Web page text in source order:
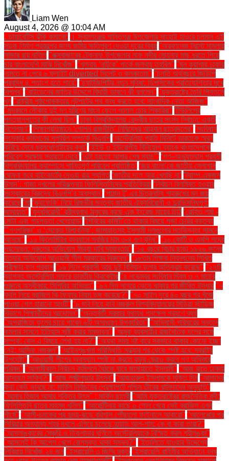
Liam Wen
August 4, 2026 @ 10:04 AM
. ডায়াবেটিস ঝুঁকি কমানো:
। সুনামগঞ্জের শান্তিগঞ্জ উপজেলার সাংহাই হাওরে চলমান এই
সড়ক নির্মাণ প্রকল্পের জন্য জমির ক্ষতিপূরণ দেওয়া দূরের বিষয় ''অরফানেজ ট্রাস্ট মামলায়
সাজার রায় বাতিল ''কক্সবাজারের টেকনাফ উপজেলার নাফ নদীর মোহনায় মাছ ধরতে গিয়ে
চার বাংলাদেশি মাঝি নিখোঁজ'' ''খুলনায় ‘নাটুকে’ পার্কে জলবায়ু তহবিল'' ''ঘন কুয়াশায় ঢাকায়
নামতে না পেরে ৬ ফ্লাইট diverted সিলেট ও কলকাতায়'' ''চলতি অর্থবছরে জিডিপি
প্রবৃদ্ধি ৪ শতাংশ হতে পারে'' ''চ্যাটজিপিটির নতুন সুবিধা: ডিপসিকের প্রতিযোগিতার মুখে
বিপ্লব'' ''বাইডেনের জাতির উদ্দেশে বিদায়ী ভাষণে কী বললেন'' ''যুক্তরাষ্ট্রে তৈরি পিস্তলে
খুন ''রাষ্ট্রীয় পৃষ্ঠপোষকতায় লুটপাটের পথ বন্ধ করতে হবে: সাংবাদিক নেতা আজিজ"
''সুন্দরবনে নৌকায় দুই মণ হরিণের মাংস ফেলে পালাল চোর শিকারিরা'' 'টিউলিপের
পদত্যাগপত্রে কী লেখা ছিল'' 'ঢাকা বিশ্ববিদ্যালয় কেন্দ্রীয় ছাত্র সংসদ নির্বাচন: একটি
বিশ্লেষণ'' 'শিক্ষাপ্রতিষ্ঠানে ‘গোপন রাজনীতি’ নিষিদ্ধের আহ্বান ছাত্রদলের'' 'সংবিধান
সংস্কার কমিশনের সুপারিশ সম্পর্কে বিএনপি ‘অস্ট্রেলিয়া প্রতি মিনিটে ভারতকে স্মরণ
করিয়ে দেবে ধবলধোলাইয়ের কথা’ ‘ইইউ ও ইউরোপীয় বিনিয়োগ ব্যাংক বাংলাদেশকে
পরিবেশ সুরক্ষায় সহায়তা দেবে’ ‘এটা হয়তো আমার শেষ ম্যাচ’" ‘গণ–অভ্যুত্থান পরবর্তী
বিশ্ববিদ্যালয় ক্যাম্পাসে শান্তিপূর্ণ পরিবেশ প্রতিষ্ঠিত’ ‘জয় বাংলা’কে জাতীয় স্লোগান
ঘোষণা করে হাইকোর্টের দেওয়া রায় স্থগিত ‘জাতীয় দলে আর খেলছি না’ ‘ট্রাম্প একজন
উন্মাদ’: গাজা দখলের পরিকল্পনায় ফিলিস্তিনিদের প্রতিক্রিয়া ‘নির্বাচন বিলম্বিত হওয়ার
সংস্কারের বিরুদ্ধে বিএনপি’র অবস্থান’ ‘পাঠান টু’ এর চিত্রনাট্য শাহরুখের মন জয়
করেছে ‘মা ‘মুনাফেকি’ নিয়ে রিজভীর মন্তব্য জাতীয় ঐক্যবিরোধী ও দুরভিসন্ধিপূর্ণ:
জামায়াত" ‘যুদ্ধবিরোধী’ রবীন্দ্রনাথ ঠাকুরের কাছে এক ইংরেজ মায়ের চিঠি ‘রোহিত শর্মা -
মোটা এবং গড়পড়তা খেলোয়াড়’ ‘শিবিরের কমিটি’তে থাকার বিষয়ে পূজা চেরির বক্তব্য
"‘গণপরিষদ’ ও ‘সেকেন্ড রিপাবলিক’: জামায়াতসহ ইসলামী দলগুলোর মতভিন্নতা সামনে
আসছে" "১০ কিলোমিটার ব্যবধানে সবজির দাম ৩-৪ গুণ বৃদ্ধি" "১০ কোটি ও এমপি পদের
প্রলোভন: নুরুলের অভিযোগ মিথ্যা দাবি সামান্তার" "১৫ বছরে বিচার ছাড়া ১৯২৬ জনের
হত্যার অভিযোগ আওয়ামী লীগ সরকারের বিরুদ্ধে" "১৮তম শিক্ষক নিবন্ধনের লিখিত
পরীক্ষার ফল প্রকাশ "১৯ দিনে প্রবাসী আয় দুই বিলিয়ন ডলার অতিক্রম করেছে" "২৭টি
ব্যাগসহ অস্ট্রেলিয়া সফরে ভারতীয় ক্রিকেটার "৪ নভেম্বর সংবিধান দিবস ও ৭ মার্চের
গুরুত্ব অস্বীকার: সিপিবির অভিমত" "৬৭ দিন সাগরে ভেসে থাকার পর জীবিত উদ্ধার "৭
বদলি নিয়ে ব্রাজিল কি ফিফার নিয়ম ভঙ্গ করেছে?" "৭০ মাইল দূরে ৪০ বছর পর খুঁজে
পাওয়া গেল হারানো আংটি" "৮ দবি নিয়ে কবি নজরুল বিশ্ববিদ্যালয়ের মিডিয়া স্টাডিজ
বিভাগে শিক্ষার্থীদের আন্দোলন" "অন্তর্বর্তী সরকার যথাযথ পদক্ষেপ গ্রহণে ব্যর্থ
"অপরাজিতা ফুলের চায়ে পাবেন ৬টি অসাধারণ উপকারিতা" "অভিবাসী পরিবারের সন্তান
কমলার সামনে ইতিহাস সৃষ্টি করার সম্ভাবনা" "অমুক ব্যবসায়ীর রাজনৈতিক দলের সঙ্গে
সম্পর্ক: কেন এ বিষয়ে লেখা হয় না?" "অযথা সময় নষ্ট করে সরকারে থাকার কোনো ইচ্ছা
নেই: আসিফ নজরুল" "আইনশৃঙ্খলা পরিস্থিতি সন্ধ্যার পর থেকে স্পষ্ট হবে: স্বরাষ্ট্র
উপদেষ্টা" "আওয়ামী লীগের অবস্থান স্পষ্ট না করলে যমুনা ঘেরাও করবে গণ অধিকার
পরিষদ" "আগামীকাল নির্বাচন কমিশনে বৈঠকে যাবে জামায়াতে ইসলামী" "আজ রাতে ঢাকায়
আসছেন সাকিব?" "আজ লক্ষ্মীপূজার উৎসব" "আজহারুল ইসলামকে মুক্তি দিন "আমাদের
কথা কেউ ভাবছে না: মার্কিন নির্বাচনের প্রেক্ষাপটে পশ্চিম তীরের বাসিন্দাদের অনুভূতি"
"আমার হিজাব আমার শক্তির উৎস" : মার্কিন ছাত্রী "আমি যুক্তরাষ্ট্রের রাজনৈতিক বন্দী:
ফিলিস্তিনি ছাত্র মাহমুদ খলিল" "আর্জেন্টিনার কাছে ৬ গোল খেয়ে সেই ব্রাজিল এখন
শীর্ষে" "আলী-চমকের পর হৃদয়-ঝড়ে বরিশাল পৌঁছালো ফাইনালে আবারো" "আলেপ্পোর পর
সিরিয়ার অন্যান্য শহর দখলে এগিয়ে চলেছে হায়াত আল-শাম: কে বা কারা তারা?"
"আসলাঙ্কারের সেঞ্চুরি ও তিকশানার ঘূর্ণিতে অস্ট্রেলিয়াকে বিস্মিত করল শ্রীলঙ্কা"
"আসলেই কি আপেল খেলে রোগমুক্ত থাকা সম্ভব?" "ইতালিতে যাওয়ার উদ্দেশ্যে
লিবিয়ায় নিখোঁজ ২৪ জন "ইসরায়েলি ৩ জিম্মি মুক্ত "ইসরায়েলি বাহিনীর অভিযানে বন্ধ